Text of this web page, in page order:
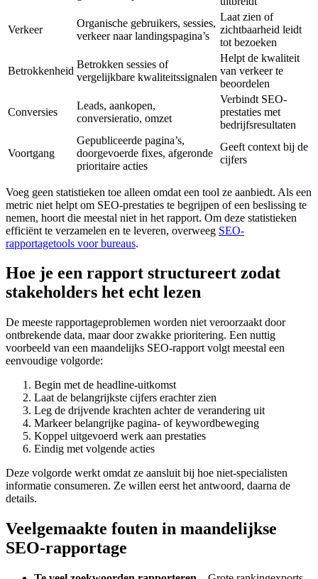
Verkeer
Organische gebruikers, sessies,
verkeer naar landingspagina’s
Laat zien of
zichtbaarheid leidt
tot bezoeken
Betrokkenheid
Betrokken sessies of
vergelijkbare kwaliteitssignalen
Helpt de kwaliteit
van verkeer te
beoordelen
Conversies
Leads, aankopen,
conversieratio, omzet
Verbindt SEO-
prestaties met
bedrijfsresultaten
Voortgang
Gepubliceerde pagina’s,
doorgevoerde fixes, afgeronde
prioritaire acties
Geeft context bij de
cijfers
Voeg geen statistieken toe alleen omdat een tool ze aanbiedt. Als een
metric niet helpt om SEO-prestaties te begrijpen of een beslissing te
nemen, hoort die meestal niet in het rapport. Om deze statistieken
efficiënt te verzamelen en te leveren, overweeg SEO-
rapportagetools voor bureaus.
Hoe je een rapport structureert zodat
stakeholders het echt lezen
De meeste rapportageproblemen worden niet veroorzaakt door
ontbrekende data, maar door zwakke prioritering. Een nuttig
voorbeeld van een maandelijks SEO-rapport volgt meestal een
eenvoudige volgorde:
Begin met de headline-uitkomst
Laat de belangrijkste cijfers erachter zien
Leg de drijvende krachten achter de verandering uit
Markeer belangrijke pagina- of keywordbeweging
Koppel uitgevoerd werk aan prestaties
Eindig met volgende acties
Deze volgorde werkt omdat ze aansluit bij hoe niet-specialisten
informatie consumeren. Ze willen eerst het antwoord, daarna de
details.
Veelgemaakte fouten in maandelijkse
SEO-rapportage